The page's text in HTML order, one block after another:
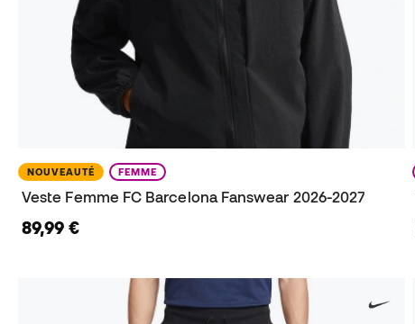
NOUVEAUTÉ FEMME
Veste Femme FC Barcelona Fanswear 2026-2027
89,99 €